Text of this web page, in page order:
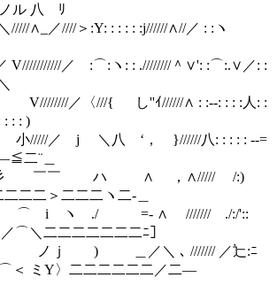
八 ﾘ
////＞:Y: : : : : :j//////∧//／ : :ヽ
／ゝ:⌒:ヽ: : .////////＾∨': :⌒:.∨／: :
〈///{ し''ｲ//////∧ : :-‐: : : :人: :
: : : )
j ＼八 ‘， }//////八: : : : : -‐=
二¨＿
￣￣ ハ ∧ ，∧///// /:)
二二＞二二二ヽ二‐＿
ヽ ./ =- ∧ /////// ./:/'::
＼二二二二二二二ﾆ］
) ＿／＼ ､ /////// ／辷:ﾆ
ミY〉二二二二二二／二―